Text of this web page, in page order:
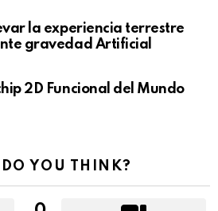
la experiencia terrestre
gravedad Artificial
2D Funcional del Mundo
YOU THINK?